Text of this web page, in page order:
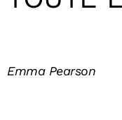
Emma Pearson